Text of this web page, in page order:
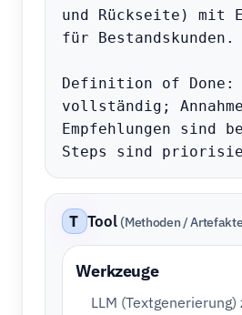
und Rückseite) mit
für Bestandskunden.
Definition of
vollständig;
Empfehlungen sind
Steps sind
T Tool (Methoden /
Werkzeuge
LLM